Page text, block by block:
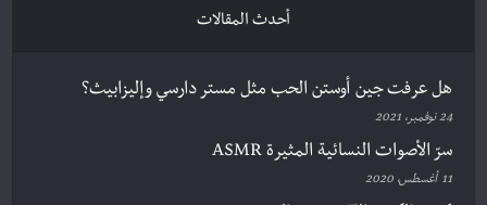
أحدث المقالات
هل عرفت جين أوستن الحب مثل مستر دارسي وإليزابيث؟
24 نوفمبر، 2021
سرّ الأصوات النسائية المثيرة ASMR
11 أغسطس، 2020